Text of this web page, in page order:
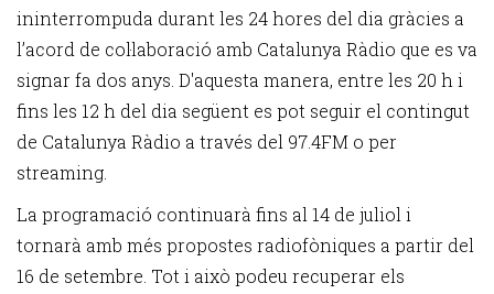
ininterrompuda durant les 24 hores del dia gràcies a
l’acord de col·laboració amb Catalunya Ràdio que es va
signar fa dos anys. D'aquesta manera, entre les 20 h i
fins les 12 h del dia següent es pot seguir el contingut
de Catalunya Ràdio a través del 97.4FM o per
streaming.
La programació continuarà fins al 14 de juliol i
tornarà amb més propostes radiofòniques a partir del
16 de setembre. Tot i això podeu recuperar els